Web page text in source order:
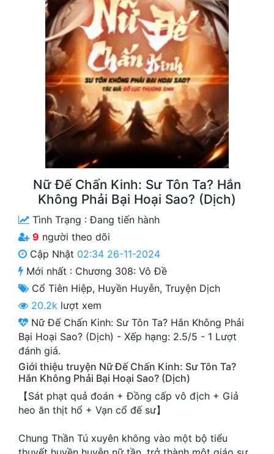
Truyện Convert
Truyện Dịch
Truyện Nhập Môn
Truyện ngắn
Cung Đấu
Cạnh Kỹ
Cổ Tiên Hiệp
Cổ Đại
Du Hí
Dã Sử
Dị Giới
Dị Năng
Gia Đấu
Góc Nhìn Nam
Góc Nhìn Nữ
Nữ Đế Chấn Kinh: Sư Tôn Ta? Hắn
Không Phải Bại Hoại Sao? (Dịch)
Tình Trạng :Đang tiến hành
9 người theo dõi
Cập Nhật 02:34 26-11-2024
Mới nhất : Chương 308: Vô Đề
Cổ Tiên Hiệp, Huyền Huyễn, Truyện Dịch
20.2k lượt xem
Nữ Đế Chấn Kinh: Sư Tôn Ta? Hắn Không Phải
Bại Hoại Sao? (Dịch) - Xếp hạng: 2.5/5 - 1 Lượt
đánh giá.
Giới thiệu truyện Nữ Đế Chấn Kinh: Sư Tôn Ta?
Hắn Không Phải Bại Hoại Sao? (Dịch)
【Sát phạt quả đoán + Đồng cấp vô địch + Giả
heo ăn thịt hổ + Vạn cổ đế sư】
Chung Thần Tú xuyên không vào một bộ tiểu